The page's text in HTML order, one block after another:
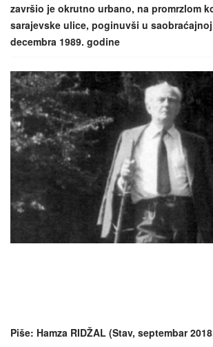
n
završio je okrutno urbano, na promrzlom
sarajevske ulice, poginuvši u
decembra 1989. godine
Piše: Hamza RIDŽAL (Stav, septembar